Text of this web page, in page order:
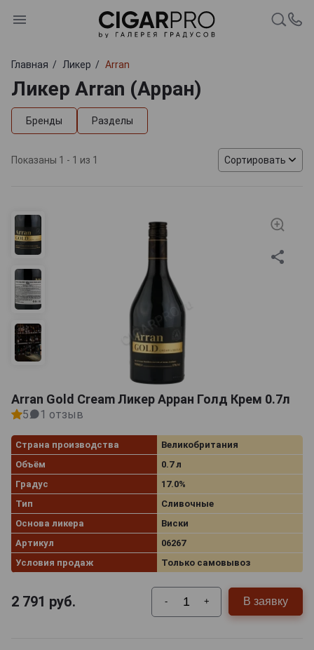
Главная Ликер Arran
Ликер Arran (Арран)
Бренды Разделы
Показаны 1 - 1 из 1 Сортировать
Arran Gold Cream Ликер Арран Голд Крем 0.7л
5 1 отзыв
Страна производства
Великобритания
Объём
0.7 л
Градус
17.0%
Тип
Сливочные
Основа ликера
Виски
Артикул
06267
Условия продаж
Только самовывоз
2 791 руб. - + В заявку